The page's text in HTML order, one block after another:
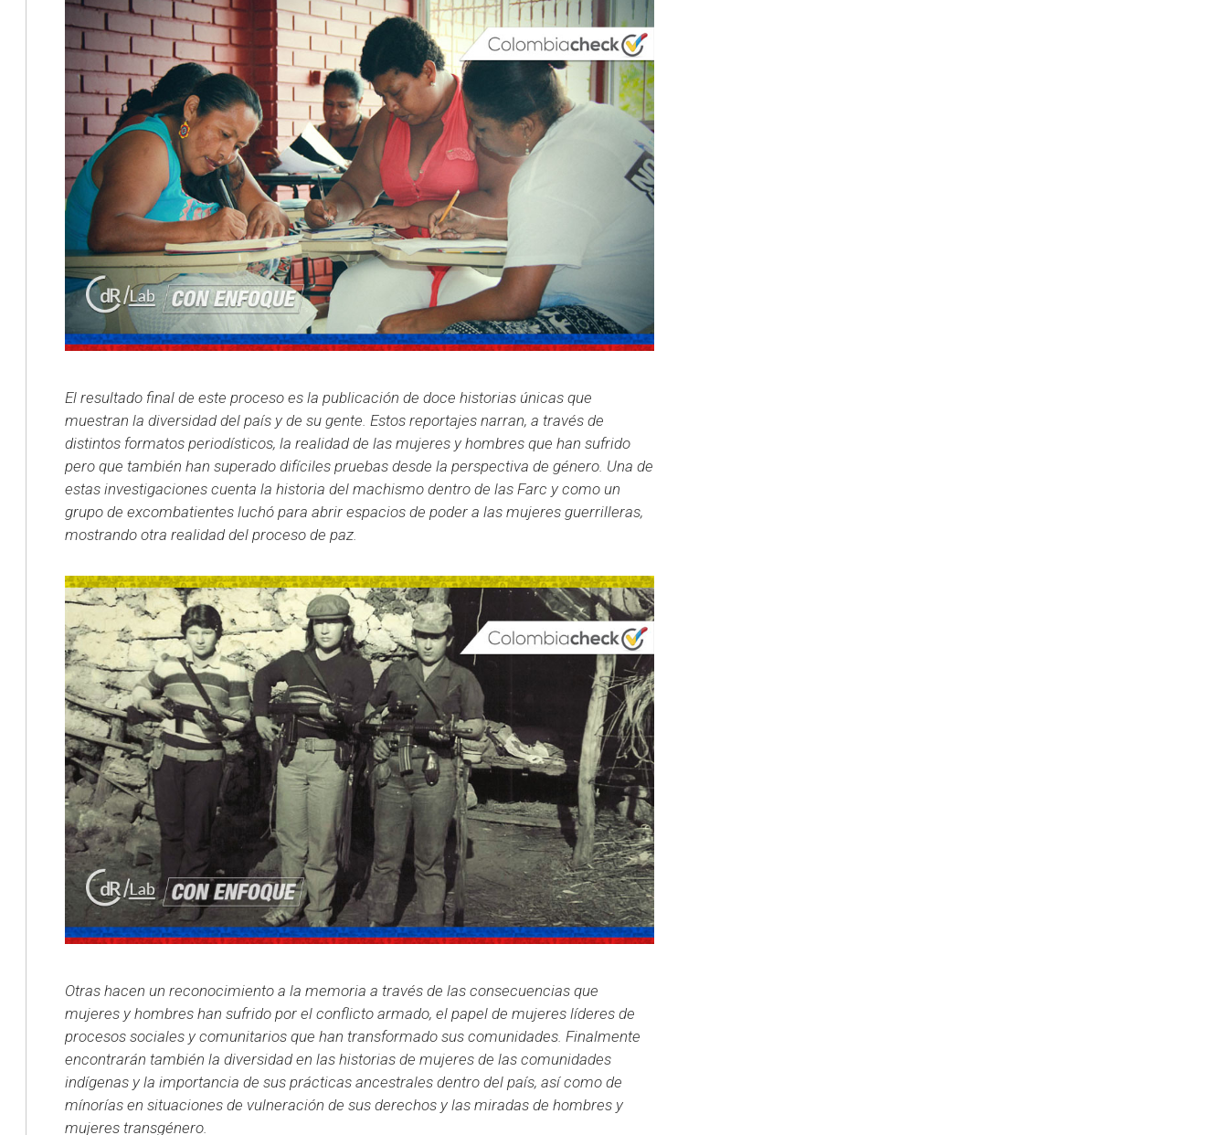
El resultado final de este proceso es la publicación de doce historias únicas que
muestran la diversidad del país y de su gente. Estos reportajes narran, a través de
distintos formatos periodísticos, la realidad de las mujeres y hombres que han sufrido
pero que también han superado difíciles pruebas desde la perspectiva de género. Una de
estas investigaciones cuenta la historia del machismo dentro de las Farc y como un
grupo de excombatientes luchó para abrir espacios de poder a las mujeres guerrilleras,
mostrando otra realidad del proceso de paz.
Otras hacen un reconocimiento a la memoria a través de las consecuencias que
mujeres y hombres han sufrido por el conflicto armado, el papel de mujeres líderes de
procesos sociales y comunitarios que han transformado sus comunidades. Finalmente
encontrarán también la diversidad en las historias de mujeres de las comunidades
indígenas y la importancia de sus prácticas ancestrales dentro del país, así como de
mínorías en situaciones de vulneración de sus derechos y las miradas de hombres y
mujeres transgénero.